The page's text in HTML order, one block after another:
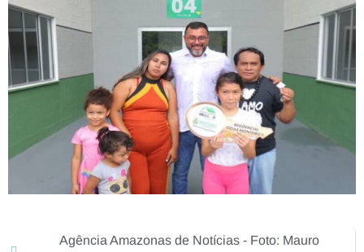
Agência Amazonas de Notícias - Foto: Mauro